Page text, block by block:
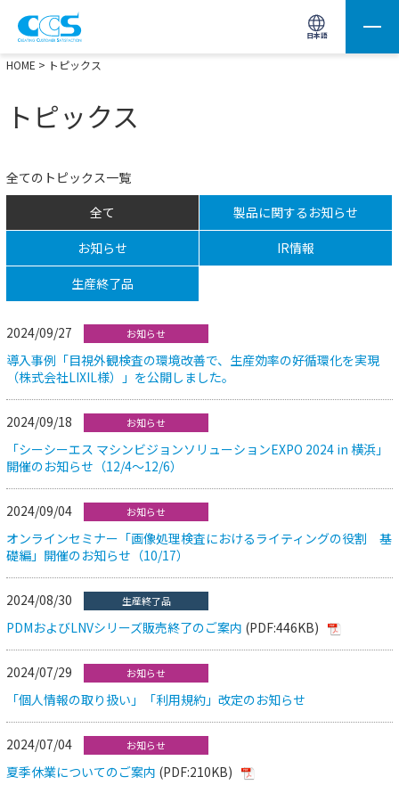
日本語
画像処理用の製品検索 サイト内検索(Enterで実行)
HOME > トピックス
トピックス
全てのトピックス一覧
全て
製品に関するお知らせ
お知らせ
IR情報
生産終了品
2024/09/27 お知らせ
導入事例「目視外観検査の環境改善で、生産効率の好循環化を実現
（株式会社LIXIL様）」を公開しました。
2024/09/18 お知らせ
「シーシーエス マシンビジョンソリューションEXPO 2024 in 横浜」
開催のお知らせ（12/4～12/6）
2024/09/04 お知らせ
オンラインセミナー「画像処理検査におけるライティングの役割 基
礎編」開催のお知らせ（10/17）
2024/08/30 生産終了品
PDMおよびLNVシリーズ販売終了のご案内 (PDF:446KB)
2024/07/29 お知らせ
「個人情報の取り扱い」「利用規約」改定のお知らせ
2024/07/04 お知らせ
夏季休業についてのご案内 (PDF:210KB)